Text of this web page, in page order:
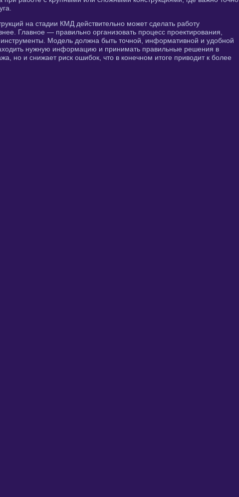
на стадии КМД действительно может сделать работу
Главное — правильно организовать процесс проектирования,
Модель должна быть точной, информативной и удобной
нужную информацию и принимать правильные решения в
но и снижает риск ошибок, что в конечном итоге приводит к более